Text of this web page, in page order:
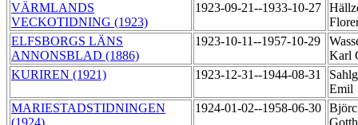
VÄRMLANDS
VECKOTIDNING (1923)
1923-09-21--1933-10-27
ELFSBORGS LÄNS
ANNONSBLAD (1886)
1923-10-11--1957-10-29
Karl
KURIREN (1921)
1923-12-31--1944-08-31
Emil
MARIESTADSTIDNINGEN
1924-01-02--1958-06-30